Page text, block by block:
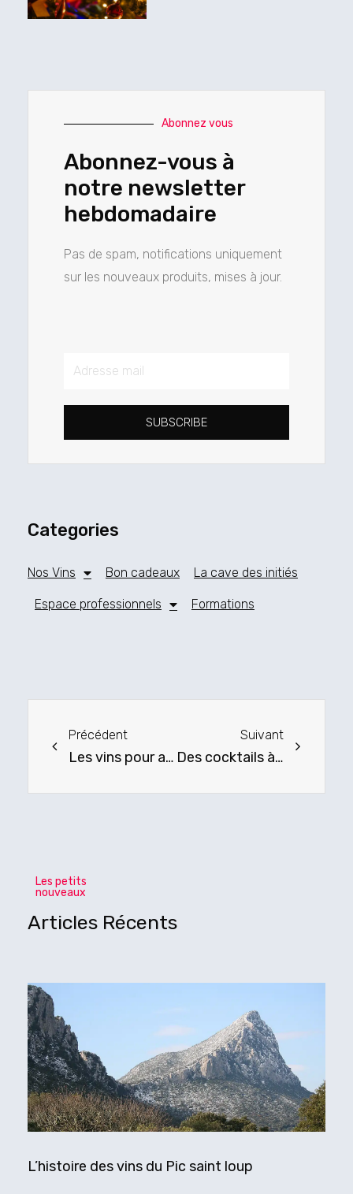
Abonnez vous
Abonnez-vous à
notre newsletter
hebdomadaire
Pas de spam, notifications uniquement
sur les nouveaux produits, mises à jour.
Adresse
SUBSCRIBE
Categories
Nos Vins Bon cadeaux La cave des initiés
Espace professionnels Formations
Précédent
Les vins pour accompagner vos plats d’été
Suivant
Des cocktails à base de vin blanc
Les petits
nouveaux
Articles Récents
L’histoire des vins du Pic saint loup